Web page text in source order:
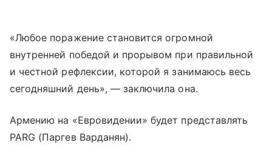
«Любое поражение становится огромной
внутренней победой и прорывом при правильной
и честной рефлексии, которой я занимаюсь весь
сегодняшний день», — заключила она.
Армению на «Евровидении» будет представлять
PARG (Паргев Варданян).